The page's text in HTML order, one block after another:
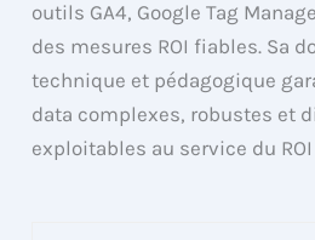
outils GA4, Google Tag
des mesures ROI fiables. Sa
technique et pédagogique
data complexes, robustes et
exploitables au service du